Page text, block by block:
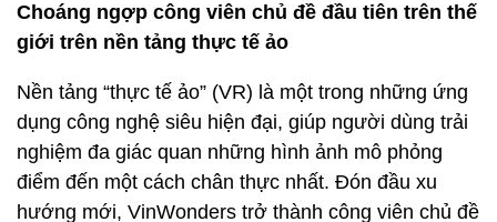
Choáng ngợp công viên chủ đề đầu tiên trên thế
giới trên nền tảng thực tế ảo
Nền tảng “thực tế ảo” (VR) là một trong những ứng
dụng công nghệ siêu hiện đại, giúp người dùng trải
nghiệm đa giác quan những hình ảnh mô phỏng
điểm đến một cách chân thực nhất. Đón đầu xu
hướng mới, VinWonders trở thành công viên chủ đề